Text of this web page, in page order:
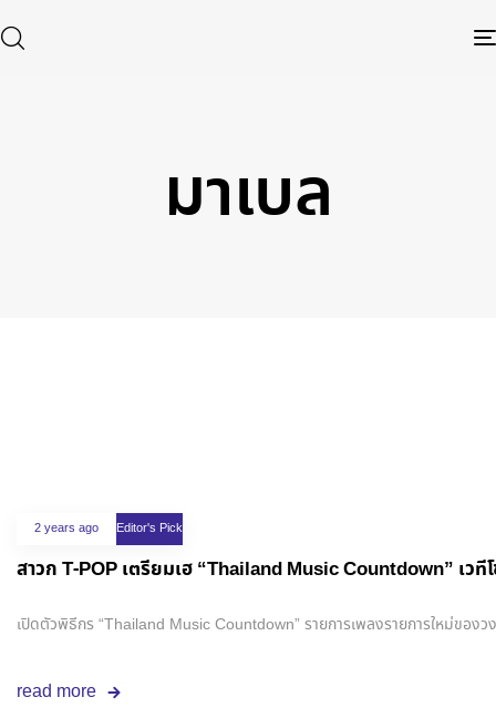
มาเบล
2 years ago Editor's Pick
สาวก T-POP เตรียมเฮ “Thailand Music Countdown” เว
เปิดตัวพิธีกร “Thailand Music Countdown” รายการเพลงรายการใหม่ขอ
read more